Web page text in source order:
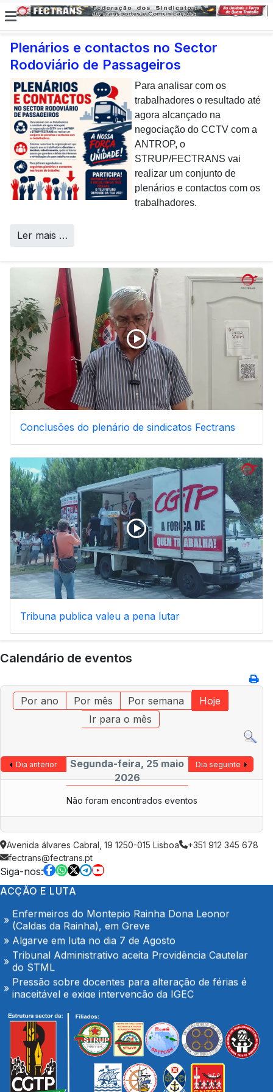
Plenários e contactos no Sector
Rodoviário de Passageiros
Para analisar com os
trabalhadores o resultado até
agora alcançado na
negociação do CCTV com a
ANTROP, o
STRUP/FECTRANS vai
realizar um conjunto de
plenários e contactos com os
trabalhadores.
Ler mais …
E não posso […] deixar de
dar uma nota de
agradecimento aos
colaboradores da CP que,
todos os dias, enfrentam com
sucesso os desafios
operacionais de manutenção
inerentes a uma frota tão
envelhecida.
Call Centers
Conclusões do plenário de sindicatos Fectrans
Tribuna publica valeu a pena lutar
Calendário de eventos
Por ano Por mês Por semana
Hoje
Ir para o mês
Dia anterior
Segunda-feira, 25 maio
2026
Dia seguinte
Não foram encontrados eventos
Avenida álvares Cabral, 19 1250-015 Lisboa
+351 912 345 678
fectrans@fectrans.pt
Siga-nos:
ACÇÃO E LUTA
AGOSTO é também de denúncia pública e de
exigência: mais profissionais de saúde, mais
condições de trabalho e mais SNS
Trabalhadores da Super Bock conquistam aumento
salarial
Enfermeiros do Montepio Rainha Dona Leonor
(Caldas da Rainha), em Greve
Algarve em luta no dia 7 de Agosto
Tribunal Administrativo aceita Providência Cautelar
do STML
Pressão sobre docentes para alteração de férias é
inaceitável e exige intervenção da IGEC
Secretário-geral da CGTP-IN com os trabalhadores
da Casco Pet
Portaria de extensão do Contrato Colectivo de
Trabalho Vertical no sector de mercadorias
FENPROF considera inaceitável o modelo de
pagamento imposto aos professores classificadores